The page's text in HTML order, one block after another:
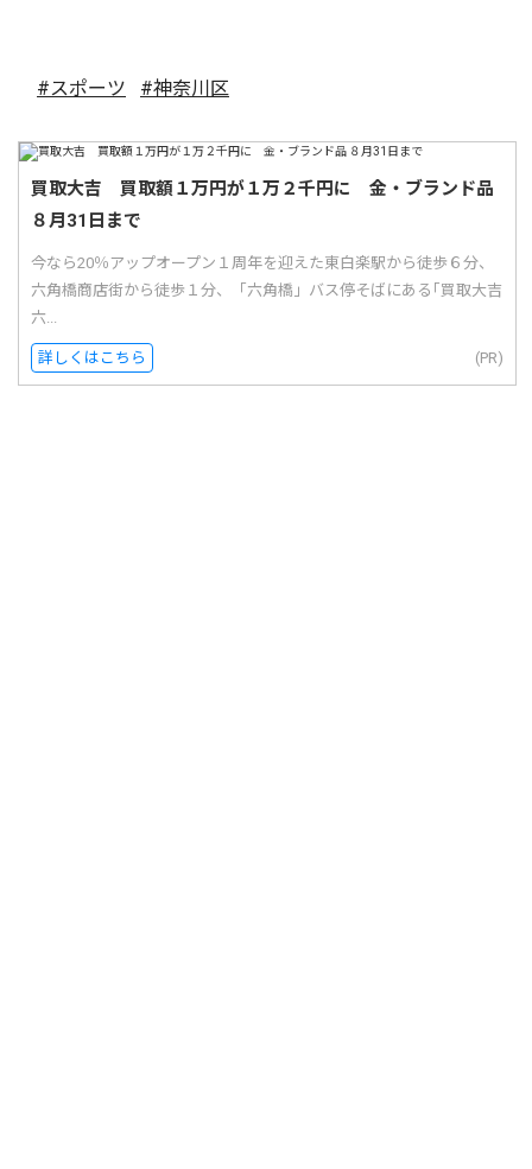
#スポーツ #神奈川区
買取大吉 買取額１万円が１万２千円に 金・ブランド品
８月31日まで
今なら20％アップオープン１周年を迎えた東白楽駅から徒歩６分、
六角橋商店街から徒歩１分、「六角橋」バス停そばにある｢買取大吉
六...
詳しくはこちら (PR)